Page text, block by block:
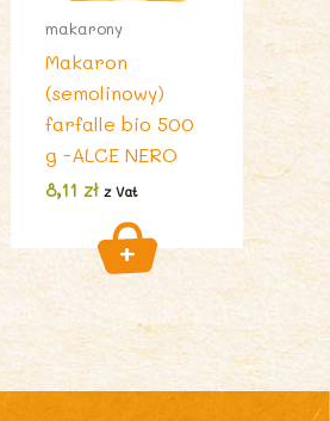
makarony
Makaron
(semolinowy)
farfalle bio 500
g -ALCE NERO
8,11zł z Vat